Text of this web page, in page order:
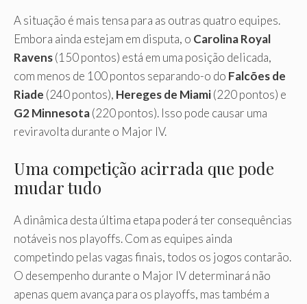
A situação é mais tensa para as outras quatro equipes.
Embora ainda estejam em disputa, o Carolina Royal
Ravens(150 pontos) está em uma posição delicada,
com menos de 100 pontos separando-o do Falcões de
Riade (240 pontos), Hereges de Miami(220 pontos) e
G2 Minnesota(220 pontos). Isso pode causar uma
reviravolta durante o Major IV.
Uma competição acirrada que pode
mudar tudo
A dinâmica desta última etapa poderá ter consequências
notáveis ​​nos playoffs. Com as equipes ainda
competindo pelas vagas finais, todos os jogos contarão.
O desempenho durante o Major IV determinará não
apenas quem avança para os playoffs, mas também a